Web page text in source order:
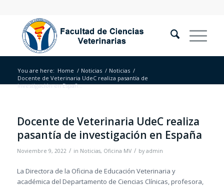
You are here: Home / Noticias / Noticias /
Docente de Veterinaria UdeC realiza pasantía de
investigación en Españ...
Docente de Veterinaria UdeC realiza
pasantía de investigación en España
Noviembre 9, 2022 / in Noticias, Oficina MV / by admin
La Directora de la Oficina de Educación Veterinaria y
académica del Departamento de Ciencias Clínicas, profesora,